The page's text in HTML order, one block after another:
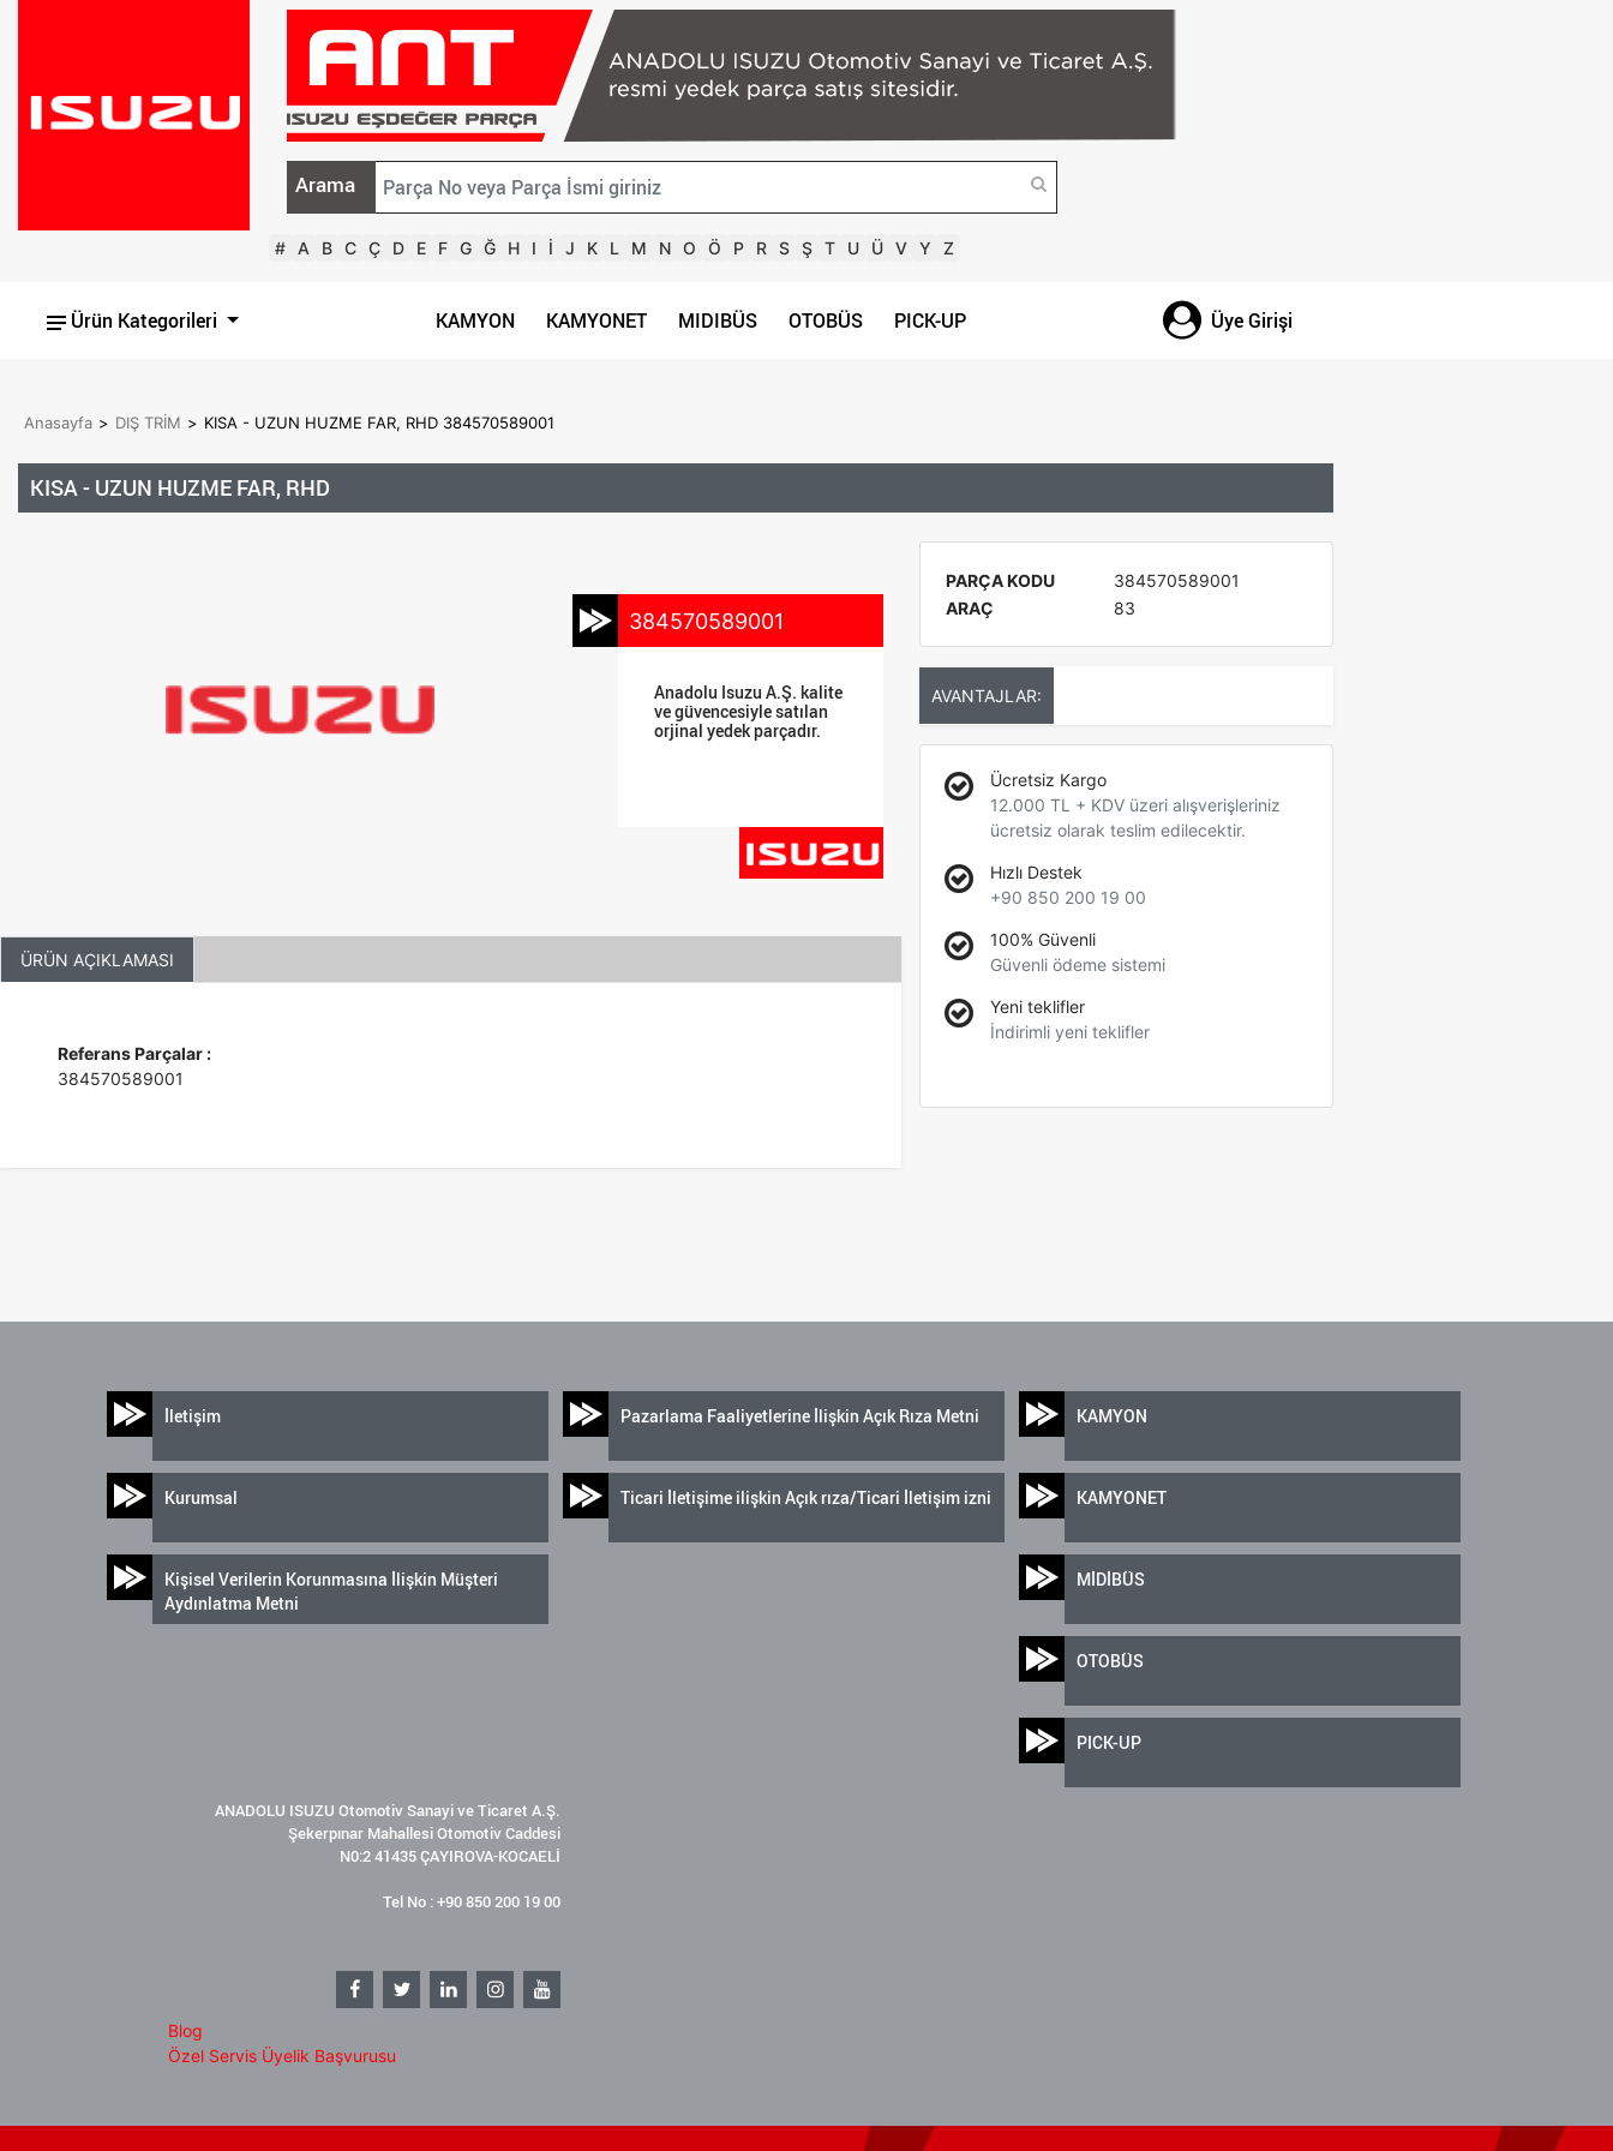
Arama
# A B C Ç D E F G Ğ H I İ J K L M N O Ö P R S Ş T U Ü V Y Z
Ürün Kategorileri KAMYON KAMYONET MIDIBÜS OTOBÜS PICK-UP Üye Girişi
Anasayfa > DIŞ TRİM > KISA - UZUN HUZME FAR, RHD 384570589001
KISA - UZUN HUZME FAR, RHD
384570589001
Anadolu Isuzu A.Ş. kalite
ve güvencesiyle satılan
orjinal yedek parçadır.
ÜRÜN AÇIKLAMASI
Referans Parçalar :
384570589001
PARÇA KODU
384570589001
ARAÇ
83
AVANTAJLAR:
Ücretsiz Kargo
12.000 TL + KDV üzeri alışverişleriniz
ücretsiz olarak teslim edilecektir.
Hızlı Destek
+90 850 200 19 00
100% Güvenli
Güvenli ödeme sistemi
Yeni teklifler
İndirimli yeni teklifler
İletişim
Kurumsal
Kişisel Verilerin Korunmasına İlişkin Müşteri
Aydınlatma Metni
Pazarlama Faaliyetlerine İlişkin Açık Rıza Metni
Ticari İletişime ilişkin Açık rıza/Ticari İletişim izni
KAMYON
KAMYONET
MİDİBÜS
OTOBÜS
PICK-UP
ANADOLU ISUZU Otomotiv Sanayi ve Ticaret A.Ş.
Şekerpınar Mahallesi Otomotiv Caddesi
N0:2 41435 ÇAYIROVA-KOCAELİ
Tel No : +90 850 200 19 00
Blog
Özel Servis Üyelik Başvurusu